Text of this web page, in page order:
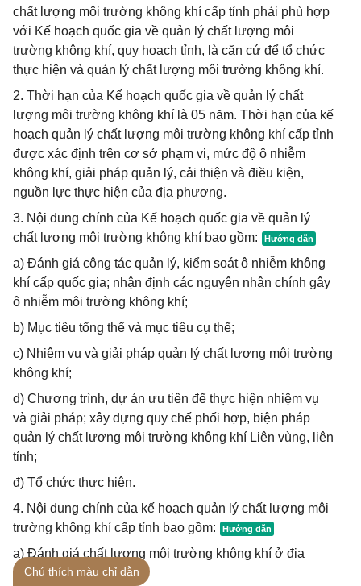
chất lượng môi trường không khí cấp tỉnh phải phù hợp
với Kế hoạch quốc gia về quản lý chất lượng môi
trường không khí, quy hoạch tỉnh, là căn cứ để tổ chức
thực hiện và quản lý chất lượng môi trường không khí.
2. Thời hạn của Kế hoạch quốc gia về quản lý chất
lượng môi trường không khí là 05 năm. Thời hạn của kế
hoạch quản lý chất lượng môi trường không khí cấp tỉnh
được xác định trên cơ sở phạm vi, mức độ ô nhiễm
không khí, giải pháp quản lý, cải thiện và điều kiện,
nguồn lực thực hiện của địa phương.
3. Nội dung chính của Kế hoạch quốc gia về quản lý
chất lượng môi trường không khí bao gồm:
a) Đánh giá công tác quản lý, kiểm soát ô nhiễm không
khí cấp quốc gia; nhận định các nguyên nhân chính gây
ô nhiễm môi trường không khí;
b) Mục tiêu tổng thể và mục tiêu cụ thể;
c) Nhiệm vụ và giải pháp quản lý chất lượng môi trường
không khí;
d) Chương trình, dự án ưu tiên để thực hiện nhiệm vụ
và giải pháp; xây dựng quy chế phối hợp, biện pháp
quản lý chất lượng môi trường không khí Liên vùng, liên
tỉnh;
đ) Tổ chức thực hiện.
4. Nội dung chính của kế hoạch quản lý chất lượng môi
trường không khí cấp tỉnh bao gồm:
a) Đánh giá chất lượng môi trường không khí ở địa
phương;
Chú thích màu chỉ dẫn